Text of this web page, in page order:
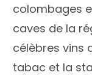
colombages
caves de la
célèbres vins
tabac et la